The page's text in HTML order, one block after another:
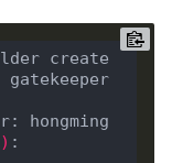
Please input extension name: gatekeeper
) :